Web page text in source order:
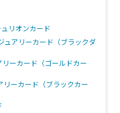
リオンカード
アリーカード（ブラックダ
ーカード（ゴールドカー
ーカード（ブラックカー